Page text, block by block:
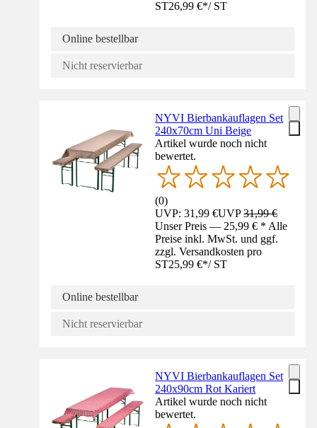
ST26,99 €*/ ST
Online bestellbar
Nicht reservierbar
NYVI Bierbankauflagen Set
240x70cm Uni Beige
Artikel wurde noch nicht
bewertet.
(0)
UVP: 31,99 €UVP31,99 €
Unser Preis — 25,99 € * Alle
Preise inkl. MwSt. und ggf.
zzgl. Versandkosten pro
ST25,99 €*/ ST
Online bestellbar
Nicht reservierbar
NYVI Bierbankauflagen Set
240x90cm Rot Kariert
Artikel wurde noch nicht
bewertet.